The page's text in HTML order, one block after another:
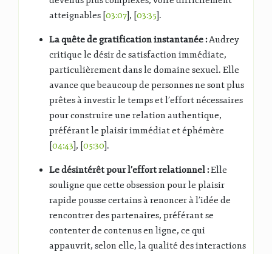
atteignables [03:07], [03:35].
La quête de gratification instantanée :Audrey
critique le désir de satisfaction immédiate,
particulièrement dans le domaine sexuel. Elle
avance que beaucoup de personnes ne sont plus
prêtes à investir le temps et l’effort nécessaires
pour construire une relation authentique,
préférant le plaisir immédiat et éphémère
[04:43], [05:30].
Le désintérêt pour l’effort relationnel :Elle
souligne que cette obsession pour le plaisir
rapide pousse certains à renoncer à l’idée de
rencontrer des partenaires, préférant se
contenter de contenus en ligne, ce qui
appauvrit, selon elle, la qualité des interactions